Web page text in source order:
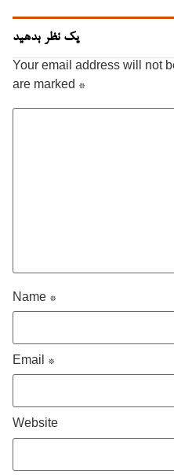
یک نظر بدهید
Your email address will not
are marked *
Name *
Email *
Website